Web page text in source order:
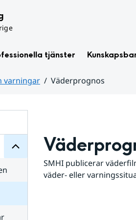
tjänster
varningar
Väderprognos
för
SMHI publicerar
väder- eller